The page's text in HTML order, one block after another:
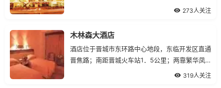
88套各种高、中、低档客房，共有211个床位，楼
厅，干洗总店，大众洗浴，商务中心，美容美发等
设施，形成了一种立体性经营模式，整
273人关注
木林森大酒店
酒店位于晋城市东环路中心地段，东临开发区直通
晋焦路；南距晋城火车站1．5公里；两靠繁华凤
鸣小区；北接凤台街，地理位置优越，交通便利，
319人关注